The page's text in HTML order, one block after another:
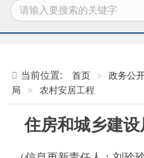
住房和城乡建设局
（信息更新责任人：刘玲玲，
5621284）